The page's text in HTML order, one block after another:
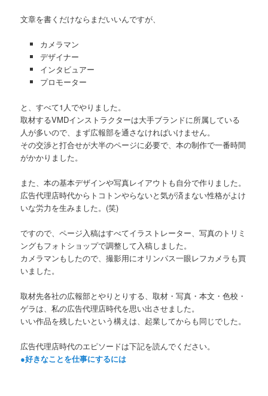
文章を書くだけならまだいいんですが、
カメラマン
デザイナー
インタビュアー
プロモーター
と、すべて1人でやりました。
取材するVMDインストラクターは大手ブランドに所属している
人が多いので、まず広報部を通さなければいけません。
その交渉と打合せが大半のページに必要で、本の制作で一番時間
がかかりました。
また、本の基本デザインや写真レイアウトも自分で作りました。
広告代理店時代からトコトンやらないと気が済まない性格がよけ
いな労力を生みました。(笑)
ですので、ページ入稿はすべてイラストレーター、写真のトリミ
ングもフォトショップで調整して入稿しました。
カメラマンもしたので、撮影用にオリンパス一眼レフカメラも買
いました。
取材先各社の広報部とやりとりする、取材・写真・本文・色校・
ゲラは、私の広告代理店時代を思い出させました。
いい作品を残したいという構えは、起業してからも同じでした。
広告代理店時代のエピソードは下記を読んでください。
●好きなことを仕事にするには